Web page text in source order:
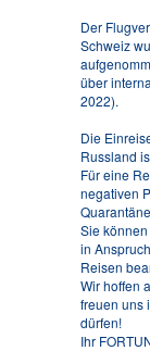
Der
Schweiz
über
2022).
Die
Russland
Für eine
negativen
Sie
in
Reisen
Wir hoffen
freuen uns
dürfen!
Ihr